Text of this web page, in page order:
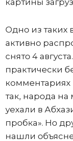
Одно из таких
активно
снято 4
практически
комментариях
так, народа на
уехали в
пробка». Но
нашли